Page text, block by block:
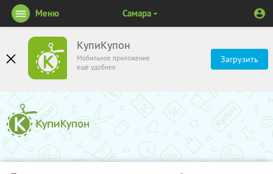
КупиКупон
Мобильное приложение
ещё удобнее
Загрузить
Меню Самара